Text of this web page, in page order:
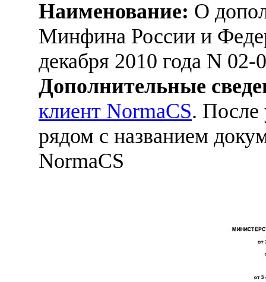
Наименование: О
Минфина России и
декабря 2010 года N
Дополнительные
клиент NormaCS. После
рядом с названием
NormaCS